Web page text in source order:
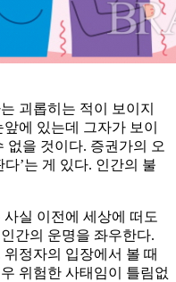
괴롭히는 적이 보이지
에 있는데 그자가 보이
없을 것이다. 증권가의 오
’는 게 있다. 인간의 불
실 이전에 세상에 떠도
간의 운명을 좌우한다.
정자의 입장에서 볼 때
위험한 사태임이 틀림없